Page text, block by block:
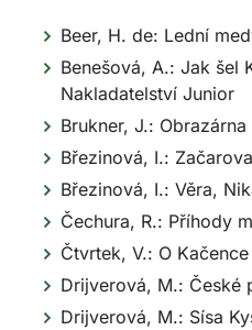
Beer, H. de: Lední
Benešová, A.: Jak šel
Nakladatelství Junior
Brukner, J.: Obrazárna
Březinová, I.:
Březinová, I.: Věra,
Čechura, R.: Příhody
Čtvrtek, V.: O
Drijverová, M.: České
Drijverová, M.: Sísa